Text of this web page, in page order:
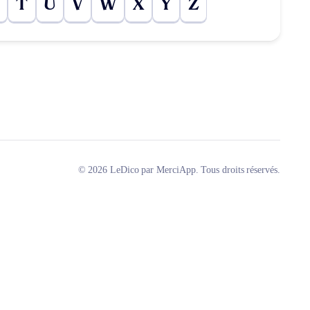
T U V W X Y Z
© 2026 LeDico par MerciApp. Tous droits réservés.